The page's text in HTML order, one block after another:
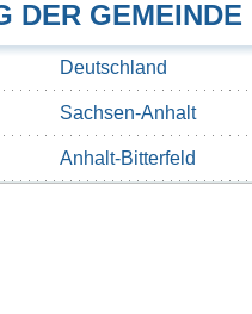
GEMEINDE
Deutschland
Sachsen-Anhalt
Anhalt-Bitterfeld